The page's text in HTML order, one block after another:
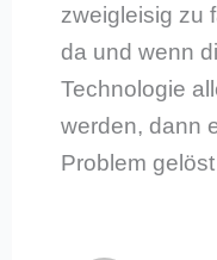
zweigleisig zu
da und wenn
Technologie
werden, dann
Problem